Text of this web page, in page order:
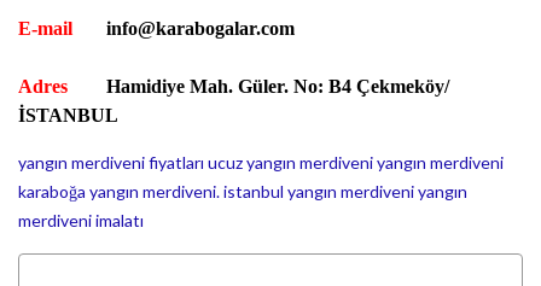
E-mail info@karabogalar.com
Adres Hamidiye Mah. Güler. No: B4 Çekmeköy/
İSTANBUL
yangın merdiveni fiyatları ucuz yangın merdiveniyangın merdiveni
karaboğa yangın merdiveni.istanbul yangın merdiveniyangın
merdiveni imalatı